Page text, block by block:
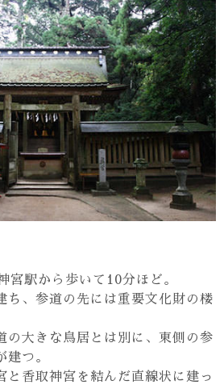
宮駅から歩いて10分ほど。
ち、参道の先には重要文化財の楼
の大きな鳥居とは別に、東側の参
建つ。
と香取神宮を結んだ直線状に建っ